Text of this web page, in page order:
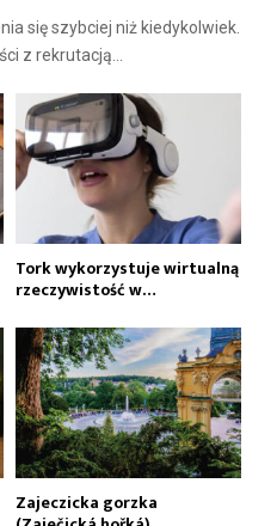
się szybciej niż kiedykolwiek.
z rekrutacją...
Tork wykorzystuje wirtualną
rzeczywistość w…
Zajeczicka gorzka